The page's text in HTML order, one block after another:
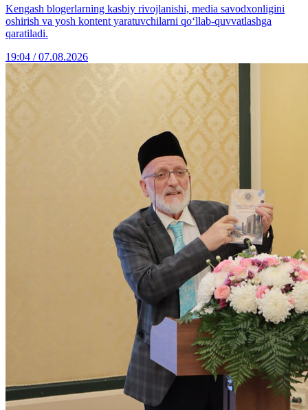
Kengash blogerlarning kasbiy rivojlanishi, media savodxonligini
oshirish va yosh kontent yaratuvchilarni qo‘llab-quvvatlashga
qaratiladi.
19:04 / 07.08.2026